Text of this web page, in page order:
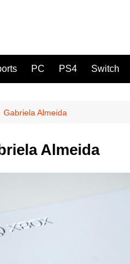
PC PS4 Switch
Gabriela Almeida
Almeida